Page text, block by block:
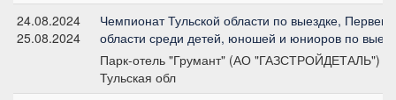
24.08.2024
25.08.2024
Чемпионат Тульской области по выездке,
области среди детей, юношей и юниоров по
Парк-отель "Грумант" (АО "ГАЗСТРОЙДЕТАЛЬ")
Тульская обл